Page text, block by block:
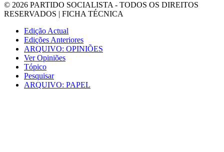
© 2026 PARTIDO SOCIALISTA - TODOS OS DIREITOS
RESERVADOS | FICHA TÉCNICA
Edição Actual
Edições Anteriores
ARQUIVO: OPINIÕES
Ver Opiniões
Tópico
Pesquisar
ARQUIVO: PAPEL